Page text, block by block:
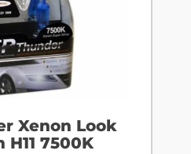
Xenon Look
H11 7500K